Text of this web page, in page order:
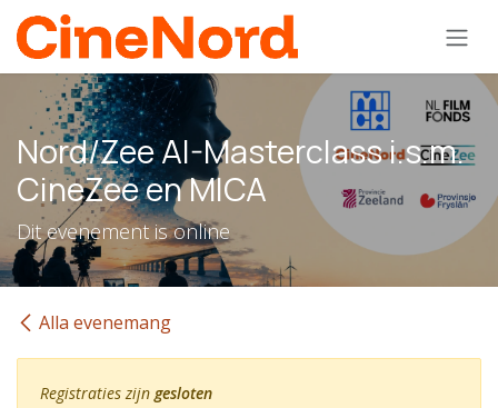
Hoppa till innehåll
Nord/Zee AI-Masterclass i.s.m.
CineZee en MICA
Dit evenement is online
Alla evenemang
Registraties zijn gesloten